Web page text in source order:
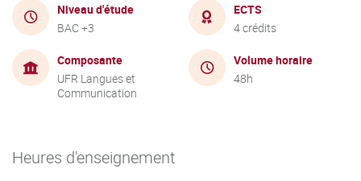
Niveau d'étude
BAC +3
ECTS
4 crédits
Composante
UFR Langues et
Communication
Volume horaire
48h
Heures d'enseignement